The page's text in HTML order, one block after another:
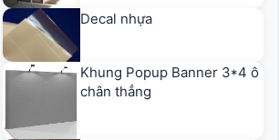
Decal nhựa
Khung Popup Banner 3*4 ô
chân thẳng